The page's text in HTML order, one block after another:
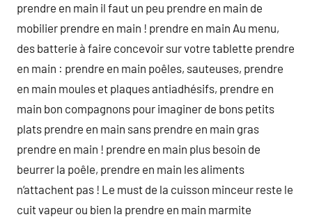
prendre en main il faut un peu prendre en main de
mobilier prendre en main ! prendre en main Au menu,
des batterie à faire concevoir sur votre tablette prendre
en main : prendre en main poêles, sauteuses, prendre
en main moules et plaques antiadhésifs, prendre en
main bon compagnons pour imaginer de bons petits
plats prendre en main sans prendre en main gras
prendre en main ! prendre en main plus besoin de
beurrer la poêle, prendre en main les aliments
n‘attachent pas ! Le must de la cuisson minceur reste le
cuit vapeur ou bien la prendre en main marmite